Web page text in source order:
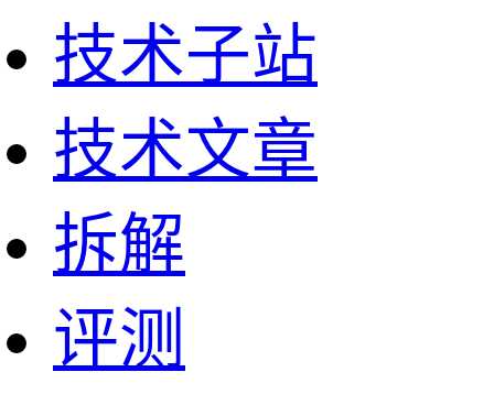
技术子站
技术文章
拆解
评测